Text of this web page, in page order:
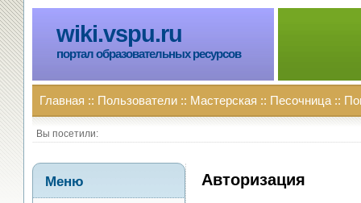
wiki.vspu.ru
портал образовательных ресурсов
Главная :: Пользователи :: Мастерская :: Песочница ::
Вы посетили:
Авторизация
Меню